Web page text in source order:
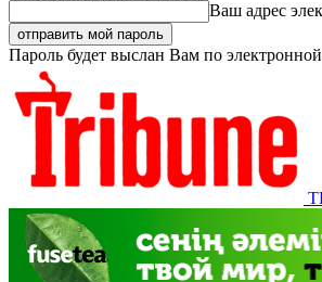
Ваш адрес
Пароль будет выслан Вам по